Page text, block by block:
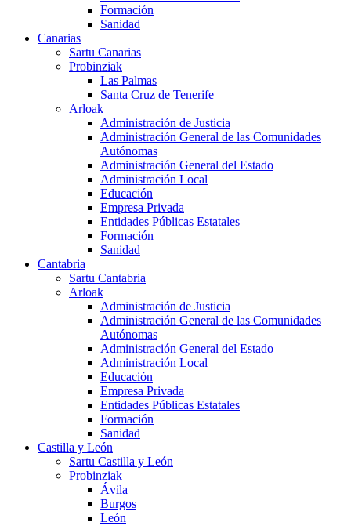
Formación
Sanidad
Canarias
Sartu Canarias
Probinziak
Las Palmas
Santa Cruz de Tenerife
Arloak
Administración de Justicia
Administración General de las Comunidades
Autónomas
Administración General del Estado
Administración Local
Educación
Empresa Privada
Entidades Públicas Estatales
Formación
Sanidad
Cantabria
Sartu Cantabria
Arloak
Administración de Justicia
Administración General de las Comunidades
Autónomas
Administración General del Estado
Administración Local
Educación
Empresa Privada
Entidades Públicas Estatales
Formación
Sanidad
Castilla y León
Sartu Castilla y León
Probinziak
Ávila
Burgos
León